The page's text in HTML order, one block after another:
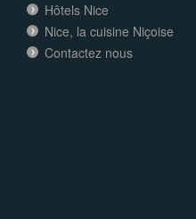
Hôtels Nice
Nice, la cuisine Niçoise
Contactez nous